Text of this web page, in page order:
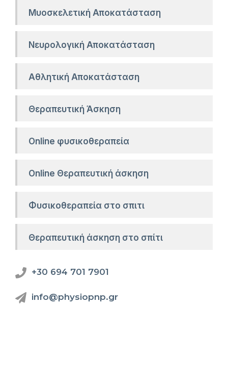
Μυοσκελετική Αποκατάσταση
Νευρολογική Αποκατάσταση
Αθλητική Αποκατάσταση
Θεραπευτική Άσκηση
Online φυσικοθεραπεία
Online Θεραπευτική άσκηση
Φυσικοθεραπεία στο σπιτι
Θεραπευτική άσκηση στο σπίτι
+30 694 701 7901
info@physiopnp.gr